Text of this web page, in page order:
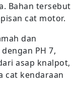
Bahan tersebut
cat motor.
dan
PH 7,
asap knalpot,
cat kendaraan